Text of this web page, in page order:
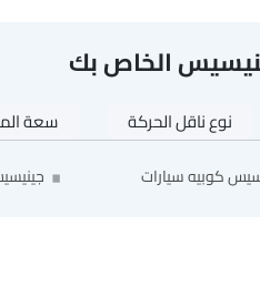
الخاص بك
نوع ناقل الحركة سعة
كوبيه سيارات